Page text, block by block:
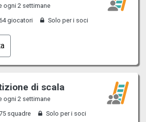
ogni 2 settimane
giocatori Solo per i soci
di scala
ogni 2 settimane
squadre Solo per i soci